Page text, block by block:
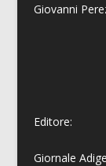
Giovanni
Editore:
Giornale Adige